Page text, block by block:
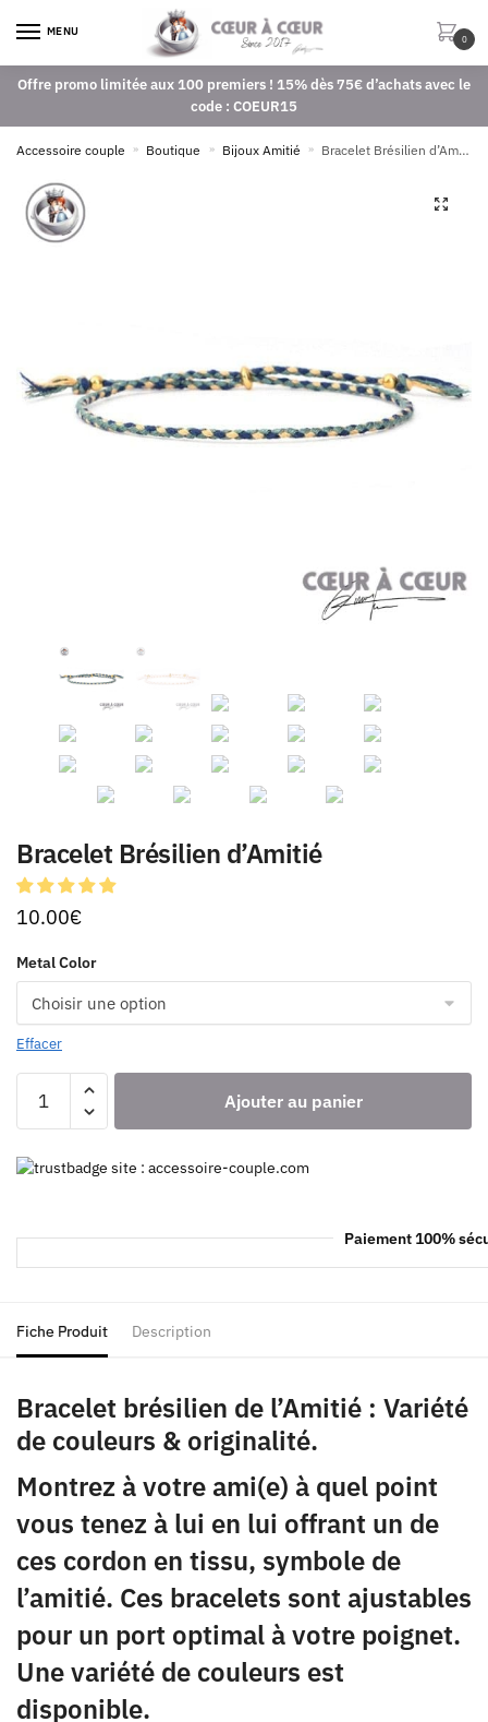
MENU
0
Offre promo limitée aux 100 premiers ! 15% dès 75€ d’achats avec le
code : COEUR15
Accessoire couple » Boutique » Bijoux Amitié » Bracelet Brésilien d’Amitié
🔍
Bracelet Brésilien d’Amitié
10.00€
Metal Color
Effacer
Ajouter au panier
Paiement 100%
Fiche Produit Description
Bracelet brésilien de l’Amitié : Variété
de couleurs & originalité.
Montrez à votre ami(e) à quel point
vous tenez à lui en lui offrant un de
ces cordon en tissu, symbole de
l’amitié. Ces bracelets sont ajustables
pour un port optimal à votre poignet.
Une variété de couleurs est
disponible.